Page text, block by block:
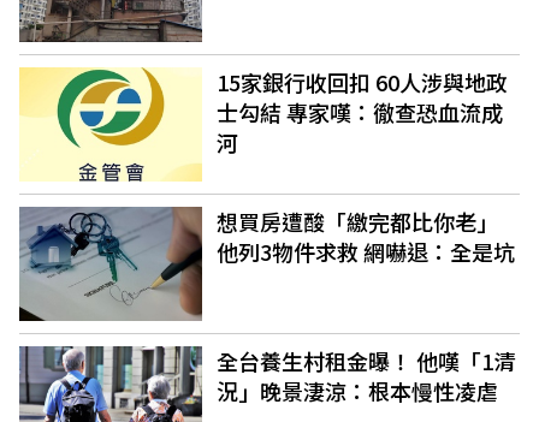
15家銀行收回扣 60人涉與地政
士勾結 專家嘆：徹查恐血流成
河
想買房遭酸「繳完都比你老」
他列3物件求救 網嚇退：全是坑
全台養生村租金曝！ 他嘆「1清
況」晚景淒涼：根本慢性凌虐